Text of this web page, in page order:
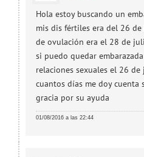
Hola estoy buscando un
mis dis fértiles era del 26
de ovulación era el 28 de
si puedo quedar
relaciones sexuales el 26
cuantos días me doy cuenta
gracia por su ayuda
01/08/2016 a las 22:44